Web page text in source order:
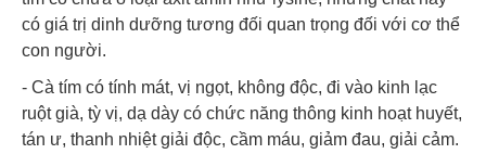
có giá trị dinh dưỡng tương đối quan trọng đối với cơ thể
con người.
- Cà tím có tính mát, vị ngọt, không độc, đi vào kinh lạc
ruột già, tỳ vị, dạ dày có chức năng thông kinh hoạt huyết,
tán ư, thanh nhiệt giải độc, cầm máu, giảm đau, giải cảm.